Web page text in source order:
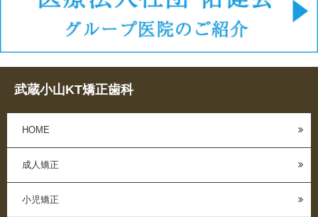
武蔵小山KT矯正歯科
HOME
成人矯正
小児矯正